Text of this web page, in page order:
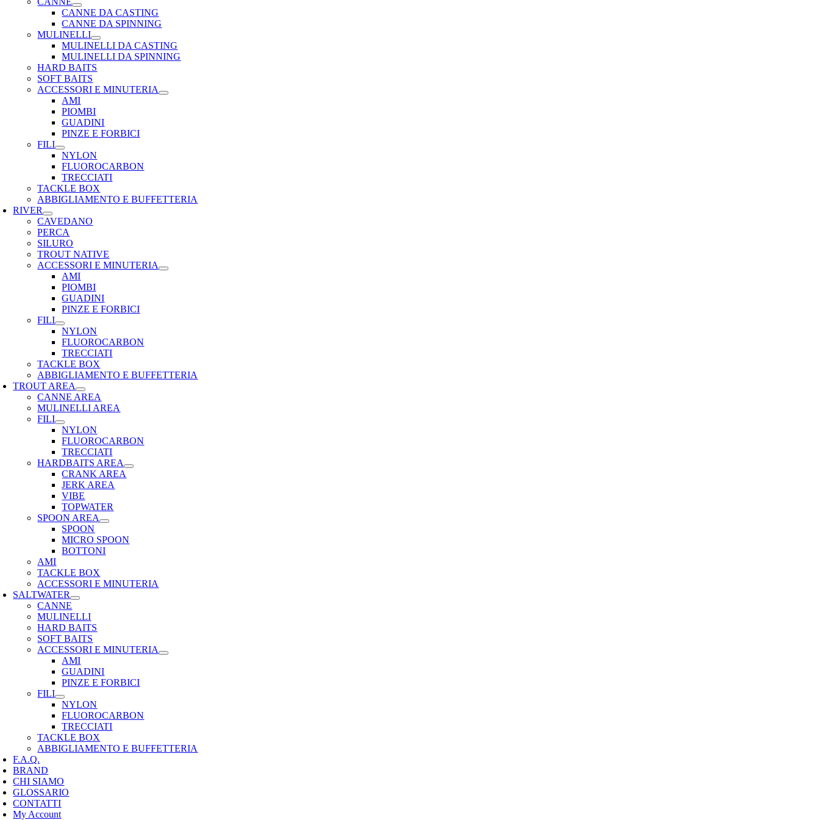
CANNE DA CASTING
CANNE DA SPINNING
MULINELLI
MULINELLI DA CASTING
MULINELLI DA SPINNING
HARD BAITS
SOFT BAITS
ACCESSORI E MINUTERIA
AMI
PIOMBI
GUADINI
PINZE E FORBICI
FILI
NYLON
FLUOROCARBON
TRECCIATI
TACKLE BOX
ABBIGLIAMENTO E BUFFETTERIA
RIVER
CAVEDANO
PERCA
SILURO
TROUT NATIVE
ACCESSORI E MINUTERIA
AMI
PIOMBI
GUADINI
PINZE E FORBICI
FILI
NYLON
FLUOROCARBON
TRECCIATI
TACKLE BOX
ABBIGLIAMENTO E BUFFETTERIA
TROUT AREA
CANNE AREA
MULINELLI AREA
FILI
NYLON
FLUOROCARBON
TRECCIATI
HARDBAITS AREA
CRANK AREA
JERK AREA
VIBE
TOPWATER
SPOON AREA
SPOON
MICRO SPOON
BOTTONI
AMI
TACKLE BOX
ACCESSORI E MINUTERIA
SALTWATER
CANNE
MULINELLI
HARD BAITS
SOFT BAITS
ACCESSORI E MINUTERIA
AMI
GUADINI
PINZE E FORBICI
FILI
NYLON
FLUOROCARBON
TRECCIATI
TACKLE BOX
ABBIGLIAMENTO E BUFFETTERIA
F.A.Q.
BRAND
CHI SIAMO
GLOSSARIO
CONTATTI
My Account